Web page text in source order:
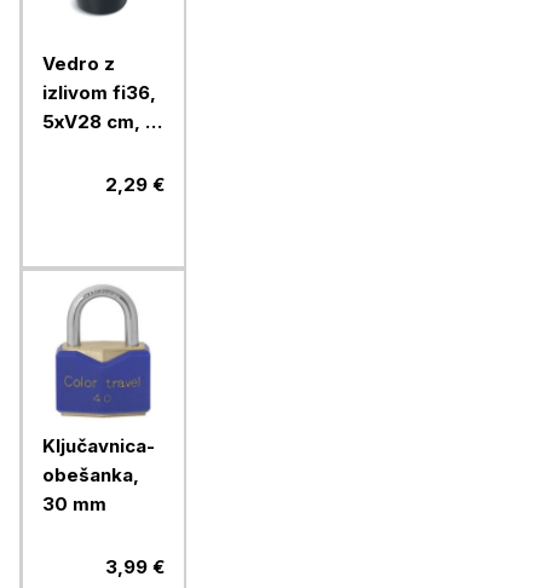
Vedro z
izlivom fi36,
5xV28 cm, 16
2,29 €
Ključavnica-
obešanka,
30 mm
3,99 €